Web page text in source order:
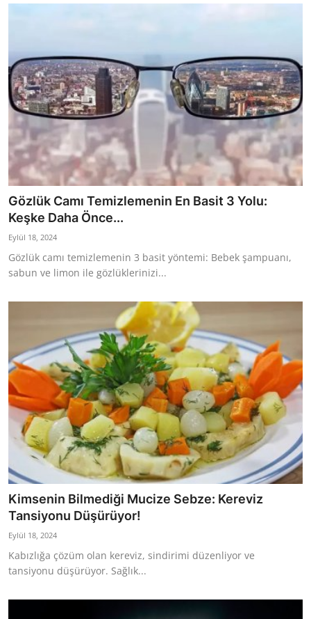
Gözlük Camı Temizlemenin En Basit 3 Yolu:
Keşke Daha Önce...
Eylül 18, 2024
Gözlük camı temizlemenin 3 basit yöntemi: Bebek şampuanı,
sabun ve limon ile gözlüklerinizi...
Kimsenin Bilmediği Mucize Sebze: Kereviz
Tansiyonu Düşürüyor!
Eylül 18, 2024
Kabızlığa çözüm olan kereviz, sindirimi düzenliyor ve
tansiyonu düşürüyor. Sağlık...